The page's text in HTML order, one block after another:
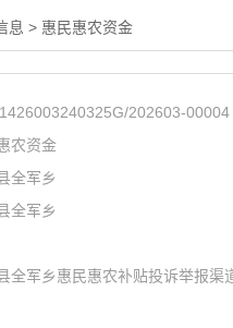
息 > 惠民惠农资金
202603-00004
农资金
全军乡
全军乡
全军乡惠民惠农补贴投诉举报渠